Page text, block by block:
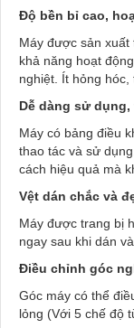
Độ bền bỉ cao,
Máy được sản xuất
khả năng hoạt
nghiệt. Ít hỏng
Dễ dàng sử
Máy có bảng điều
thao tác và sử
cách hiệu quả mà
Vệt dán chắc và
Máy được trang bị
ngay sau khi dán
Điều chỉnh góc
Góc máy có thể
lỏng (Với 5 chế độ